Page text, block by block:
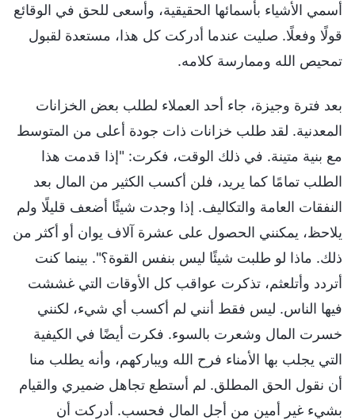
أسمي الأشياء بأسمائها الحقيقية، وأسعى للحق في الوقائع
قولًا وفعلًا. صليت عندما أدركت كل هذا، مستعدة لقبول
تمحيص الله وممارسة كلامه.
بعد فترة وجيزة، جاء أحد العملاء لطلب بعض الخزانات
المعدنية. لقد طلب خزانات ذات جودة أعلى من المتوسط
مع بنية متينة. في ذلك الوقت، فكرت: "إذا قدمت هذا
الطلب تمامًا كما يريد، فلن أكسب الكثير من المال بعد
النفقات العامة والتكاليف. إذا وجدت شيئًا أضعف قليلًا ولم
يلاحظ، يمكنني الحصول على عشرة آلاف يوان أو أكثر من
ذلك. ماذا لو طلبت شيئًا ليس بنفس القوة؟". بينما كنت
أتردد وأتلعثم، تذكرت عواقب كل الأوقات التي غششت
فيها الناس. ليس فقط أنني لم أكسب أي شيء، لكنني
خسرت المال وشعرت بالسوء. فكرت أيضًا في الكيفية
التي يجلب بها الأمناء فرح الله ويباركهم، وأنه يطلب منا
أن نقول الحق المطلق. لم أستطع تجاهل ضميري والقيام
بشيء غير أمين من أجل المال فحسب. أدركت أن